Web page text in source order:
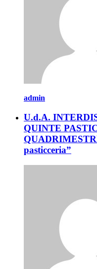
admin
U.d.A.
QUINTE
pasticceria”